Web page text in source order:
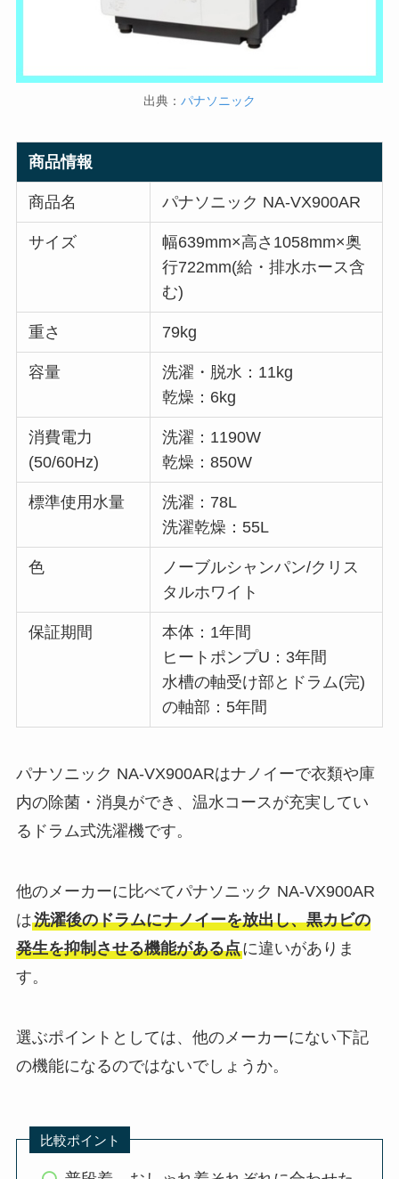
出典： パナソニック
商品情報
商品名 パナソニック NA-VX900AR
サイズ
幅639mm×高さ1058mm×奥
行722mm(給・排水ホース含
む)
重さ 79kg
容量
洗濯・脱水：11kg
乾燥：6kg
消費電力
(50/60Hz)
洗濯：1190W
乾燥：850W
標準使用水量
洗濯：78L
洗濯乾燥：55L
色
ノーブルシャンパン/クリス
タルホワイト
保証期間
本体：1年間
ヒートポンプU：3年間
水槽の軸受け部とドラム(完)
の軸部：5年間
パナソニック NA-VX900ARはナノイーで衣類や庫
内の除菌・消臭ができ、温水コースが充実してい
るドラム式洗濯機です。
他のメーカーに比べてパナソニック NA-VX900AR
は洗濯後のドラムにナノイーを放出し、黒カビの
発生を抑制させる機能がある点に違いがありま
す。
選ぶポイントとしては、他のメーカーにない下記
の機能になるのではないでしょうか。
比較ポイント